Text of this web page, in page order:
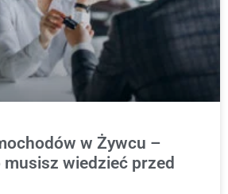
w Żywcu –
wiedzieć przed